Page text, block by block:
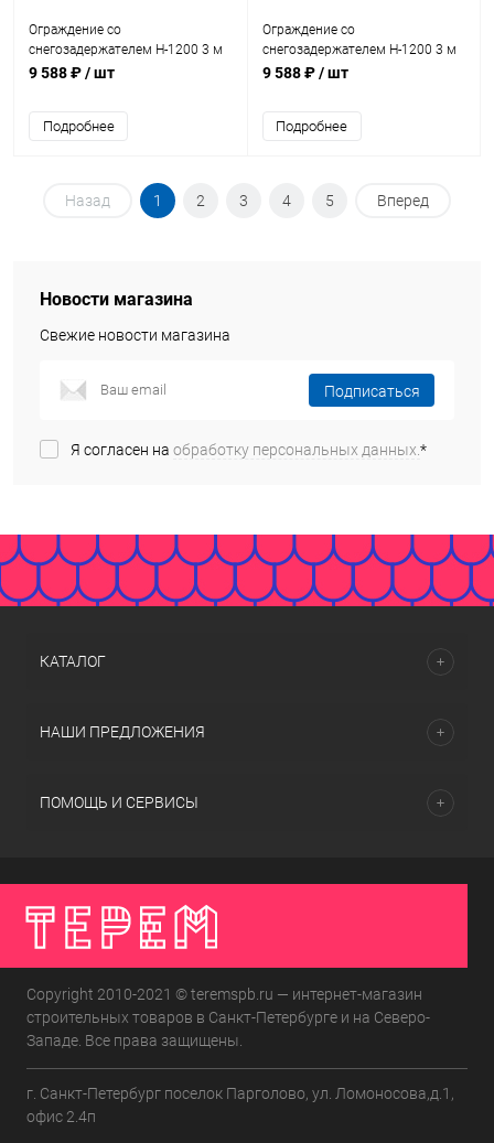
Ограждение со
снегозадержателем Н-1200 3 м
GrandLine RAL 7024
9 588 ₽/ шт
Подробнее
Ограждение со
снегозадержателем Н-1200 3 м
GrandLine RAL 8004
9 588 ₽/ шт
Подробнее
Назад 1 2 3 4 5 Вперед
Новости магазина
Свежие новости магазина
Подписаться
Я согласен на обработку персональных данных.*
КАТАЛОГ
НАШИ ПРЕДЛОЖЕНИЯ
ПОМОЩЬ И СЕРВИСЫ
Copyright 2010-2021 © teremspb.ru — интернет-магазин
строительных товаров в Санкт-Петербурге и на Северо-
Западе. Все права защищены.
г. Санкт-Петербург поселок Парголово, ул. Ломоносова,д.1,
офис 2.4п